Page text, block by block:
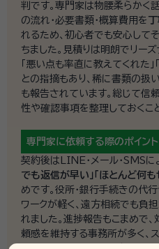
判です。専門家は物腰柔らかく
の流れ・必要書類・概算費用を
れるため、初心者でも安心して
ちました。見積りは明朗でリー
「悪い点も率直に教えてくれた
との指摘もあり、稀に書類の扱
も報告されています。総じて信
性や確認事項を整理しておくこ
専門家に依頼する際のポイン
契約後はLINE・メール・SMSに
でも返信が早い」「ほとんど何も
めです。役所・銀行手続きの代
ワークが軽く、遠方相続でも負
れました。進捗報告もこまめで
頼感を維持する事務所が多く、